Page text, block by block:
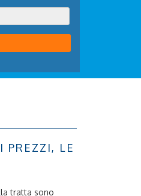
PREZZI, LE
tratta sono